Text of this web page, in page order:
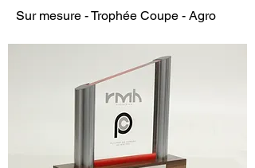
Sur mesure - Trophée Coupe - Agro